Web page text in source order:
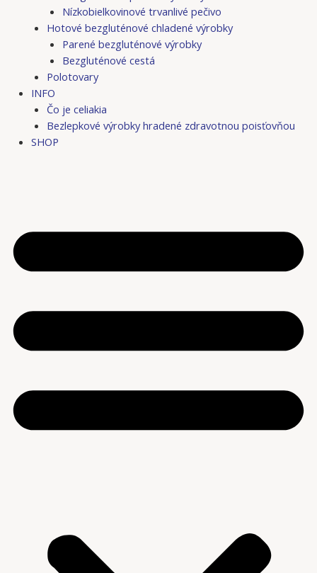
Nízkobielkovinové trvanlivé pečivo
Hotové bezgluténové chladené výrobky
Parené bezgluténové výrobky
Bezgluténové cestá
Polotovary
INFO
Čo je celiakia
Bezlepkové výrobky hradené zdravotnou poisťovňou
SHOP